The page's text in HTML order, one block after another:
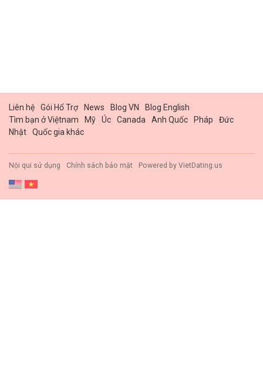
Liên hệ Gói Hổ Trợ News Blog VN
Blog English
Tìm bạn ở Việtnam
Mỹ Úc Canada Anh Quốc Pháp
Đức
Nhật
Quốc gia khác
Nội qui sử dụng Chính sách bảo mật Powered by VietDating.us